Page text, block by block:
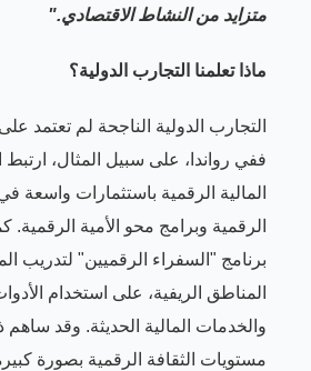
متزايد من النشاط الاقتصادي."
ماذا تعلمنا التجارب الدولية؟
التجارب الدولية الناجحة لم تعتمد
ففي رواندا، على سبيل المثال،
المالية الرقمية باستثمارات واسعة في
الرقمية وبرامج محو الأمية
برنامج "السفراء الرقميين" لتدريب
المناطق الريفية، على استخدام
والخدمات المالية الحديثة. وقد
مستويات الثقافة الرقمية بصورة